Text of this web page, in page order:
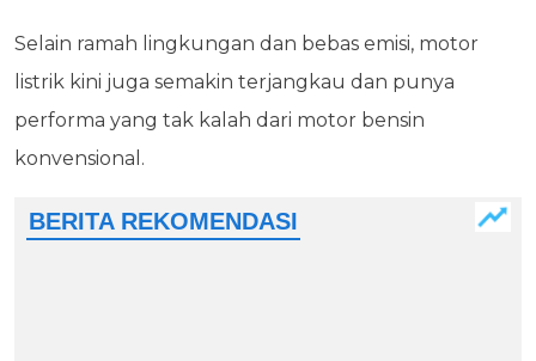
Selain ramah lingkungan dan bebas emisi, motor
listrik kini juga semakin terjangkau dan punya
performa yang tak kalah dari motor bensin
konvensional.